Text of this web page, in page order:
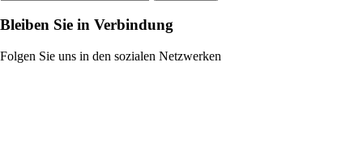
Bleiben Sie in Verbindung
Folgen Sie uns in den sozialen Netzwerken